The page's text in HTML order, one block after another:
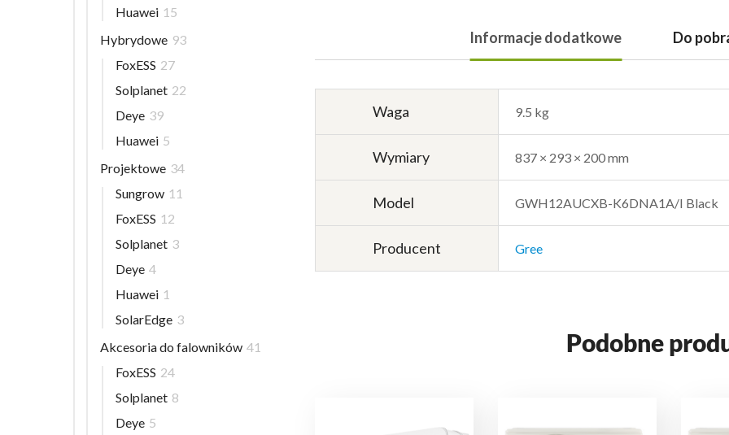
Informacje dodatkowe Do
Waga 9.5 kg
Wymiary 837 × 293 × 200 mm
Model GWH12AUCXB-K6DNA1A/I Black
Producent Gree
Podobne
Huawei 15
Hybrydowe 93
FoxESS 27
Solplanet 22
Deye 39
Huawei 5
Projektowe 34
Sungrow 11
FoxESS 12
Solplanet 3
Deye 4
Huawei 1
SolarEdge 3
Akcesoria do falowników 41
FoxESS 24
Solplanet 8
Deye 5